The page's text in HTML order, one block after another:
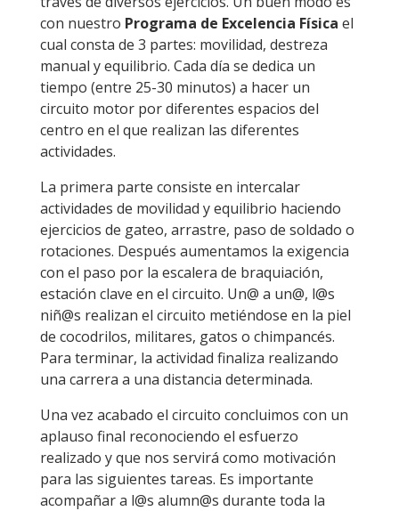
con nuestro Programa de Excelencia Física el
cual consta de 3 partes: movilidad, destreza
manual y equilibrio. Cada día se dedica un
tiempo (entre 25-30 minutos) a hacer un
circuito motor por diferentes espacios del
centro en el que realizan las diferentes
actividades.
La primera parte consiste en intercalar
actividades de movilidad y equilibrio haciendo
ejercicios de gateo, arrastre, paso de soldado o
rotaciones. Después aumentamos la exigencia
con el paso por la escalera de braquiación,
estación clave en el circuito. Un@ a un@, l@s
niñ@s realizan el circuito metiéndose en la piel
de cocodrilos, militares, gatos o chimpancés.
Para terminar, la actividad finaliza realizando
una carrera a una distancia determinada.
Una vez acabado el circuito concluimos con un
aplauso final reconociendo el esfuerzo
realizado y que nos servirá como motivación
para las siguientes tareas. Es importante
acompañar a l@s alumn@s durante toda la